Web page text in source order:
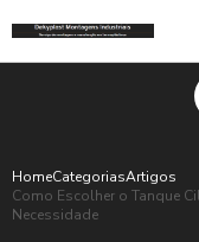
HomeCategoriasArtigos
Como Escolher o Tanque
Necessidade